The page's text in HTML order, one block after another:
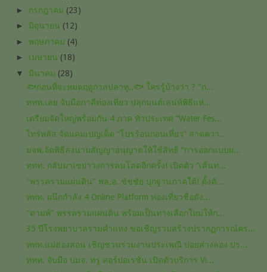
► กรกฎาคม (23)
► มิถุนายน (12)
► พฤษภาคม (4)
► เมษายน (18)
▼ มีนาคม (28)
🐟ก่อนที่จะหมดฤดูกาลปลาทู..🐟 ใครรู้บ้างว่า ? "ก...
ททท.เลย จับมือภาคีท่องเที่ยว ปลุกมนต์เสน่ห์พิธีแห่...
เตรียมจัดใหญ่พร้อมกัน 4 ภาค ทั่วประเทศ “Water Fes...
ไทร์พลัส จัดแคมเปญเด็ด “โปรร้อนก่อนเที่ยว” สาดควา...
มจพ.จัดพิธีลงนามสัญญาอนุญาตให้ใช้สิทธิ “การออกแบบผ...
ททท. กลับมาเขย่าวงการคนโสดอีกครั้ง! เปิดตัว “เส้นท...
"พรรครวมแผ่นดิน" พล.อ. ชัชชัย บุกฐานภาคใต้! ตั้งตั...
ททท. ผนึกกำลัง 4 Online Platform ท่องเที่ยวชื่อดัง...
"ดามพ์" พรรครวมแผ่นดิน​ พร้อมเป็นทางเลือก​ใหม่ให้ก...
35 ปีโรงพยาบาลรามคำแหง ขอเชิญร่วมสร้างปรากฏการณ์คร...
ททท.แม่ฮ่องสอน เชิญชวนร่วมงานประเพณี ปอยส่างลอง ปร...
ททท. จับมือ บมจ. ทรู คอร์ปอเรชั่น เปิดตัวบริการ Vi...